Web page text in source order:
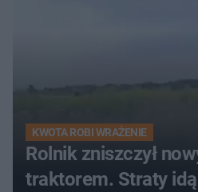
KWOTA ROBI WRAŻENIE
Rolnik zniszczył
traktorem. Straty